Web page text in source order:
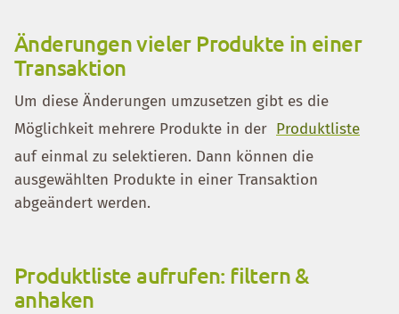
Änderungen vieler Produkte in einer
Transaktion
Um diese Änderungen umzusetzen gibt es die
Möglichkeit mehrere Produkte in der Produktliste
auf einmal zu selektieren. Dann können die
ausgewählten Produkte in einer Transaktion
abgeändert werden.
Produktliste aufrufen: filtern &
anhaken